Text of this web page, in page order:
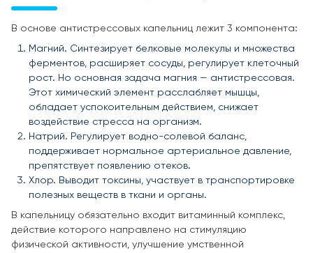
В основе антистрессовых капельниц лежит 3 компонента:
Магний. Синтезирует белковые молекулы и множества
ферментов, расширяет сосуды, регулирует клеточный
рост. Но основная задача магния — антистрессовая.
Этот химический элемент расслабляет мышцы,
обладает успокоительным действием, снижает
воздействие стресса на организм.
Натрий. Регулирует водно-солевой баланс,
поддерживает нормальное артериальное давление,
препятствует появлению отеков.
Хлор. Выводит токсины, участвует в транспортировке
полезных веществ в ткани и органы.
В капельницу обязательно входит витаминный комплекс,
действие которого направлено на стимуляцию
физической активности, улучшение умственной